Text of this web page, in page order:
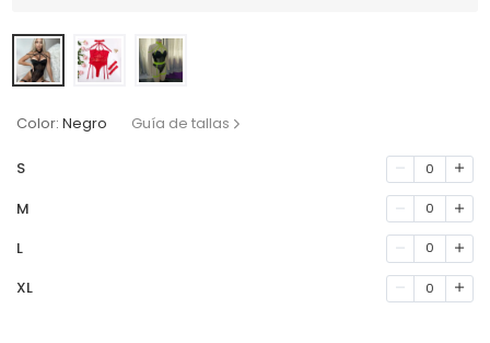
Color: Negro Guía de tallas
S 0
M 0
L 0
XL 0